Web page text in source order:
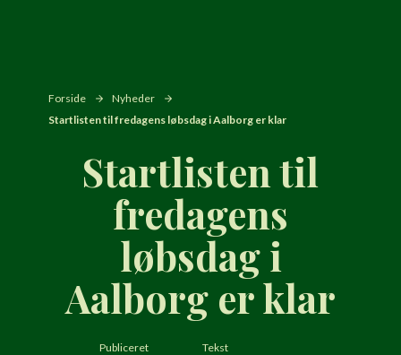
Forside
Nyheder
Startlisten til fredagens løbsdag i Aalborg er klar
Startlisten til
fredagens
løbsdag i
Aalborg er klar
Publiceret Tekst